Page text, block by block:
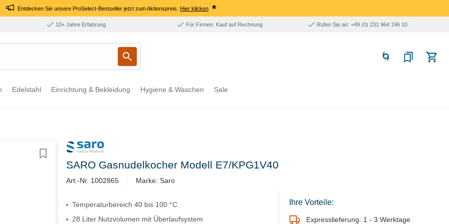
Entdecken Sie unsere ProSelect-Bestseller jetzt zum Aktionspreis.Hier klicken *
10+ Jahre Erfahrung Für Firmen: Kauf auf Rechnung Rufen Sie an: +49 (0) 231 964 196 10
Edelstahl Einrichtung & Bekleidung Hygiene & Waschen Sale
SARO Gasnudelkocher Modell E7/KPG1V40
Art.-Nr. 1002865 Marke: Saro
Temperaturbereich 40 bis 100 °C
28 Liter Nutzvolumen mit Überlaufsystem
Ihre Vorteile:
Expresslieferung: 1 - 3 Werktage